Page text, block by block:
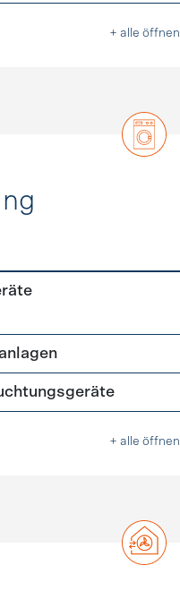
+ alle öffnen
+ alle öffnen